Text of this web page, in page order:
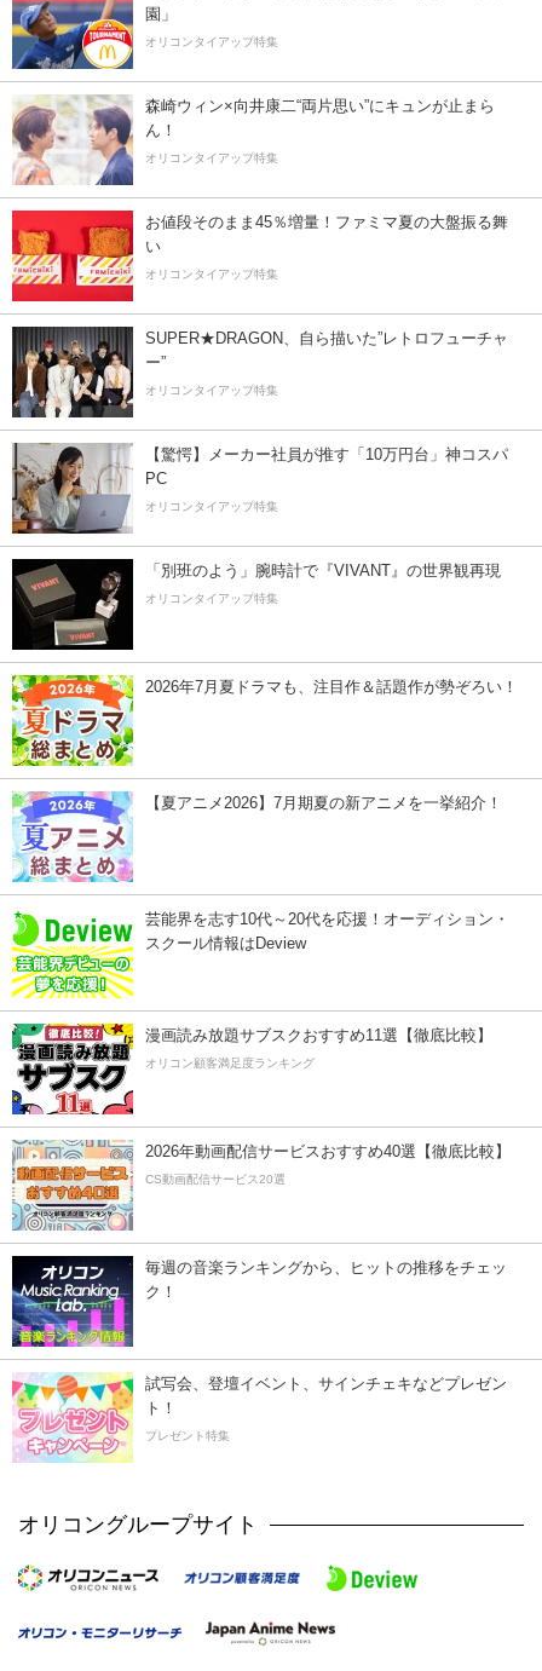
園」
オリコンタイアップ特集
森崎ウィン×向井康二“両片思い”にキュンが止まら
ん！
オリコンタイアップ特集
お値段そのまま45％増量！ファミマ夏の大盤振る舞
い
オリコンタイアップ特集
SUPER★DRAGON、自ら描いた”レトロフューチャ
ー”
オリコンタイアップ特集
【驚愕】メーカー社員が推す「10万円台」神コスパ
PC
オリコンタイアップ特集
「別班のよう」腕時計で『VIVANT』の世界観再現
オリコンタイアップ特集
2026年7月夏ドラマも、注目作＆話題作が勢ぞろい！
【夏アニメ2026】7月期夏の新アニメを一挙紹介！
芸能界を志す10代～20代を応援！オーディション・
スクール情報はDeview
漫画読み放題サブスクおすすめ11選【徹底比較】
オリコン顧客満足度ランキング
2026年動画配信サービスおすすめ40選【徹底比較】
CS動画配信サービス20選
毎週の音楽ランキングから、ヒットの推移をチェッ
ク！
試写会、登壇イベント、サインチェキなどプレゼン
ト！
プレゼント特集
オリコングループサイト